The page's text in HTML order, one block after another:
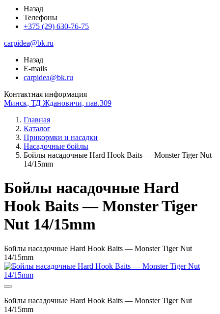
Назад
Телефоны
+375 (29) 630-76-75
carpidea@bk.ru
Назад
E-mails
carpidea@bk.ru
Контактная информация
Минск, ТД Ждановичи, пав.309
Главная
Каталог
Прикормки и насадки
Насадочные бойлы
Бойлы насадочные Hard Hook Baits — Monster Tiger Nut
14/15mm
Бойлы насадочные Hard
Hook Baits — Monster Tiger
Nut 14/15mm
Бойлы насадочные Hard Hook Baits — Monster Tiger Nut
14/15mm
Бойлы насадочные Hard Hook Baits — Monster Tiger Nut
14/15mm